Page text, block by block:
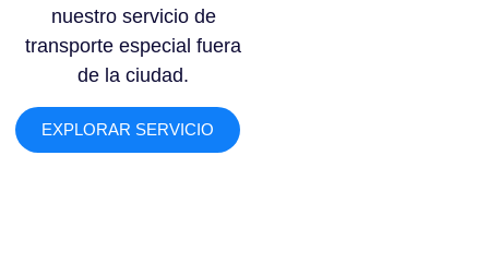
nuestro servicio de
transporte especial fuera
de la ciudad.
EXPLORAR SERVICIO